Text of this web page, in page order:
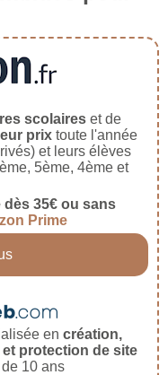
scolaireset de
prixtoute l'année
et leurs élèves
5ème, 4ème et
35€ ou sans
Prime
en création,
protection de site
10 ans